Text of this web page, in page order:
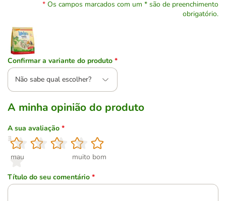
Os campos marcados com um * são de preenchimento
obrigatório.
Confirmar a variante do produto *
Não sabe qual escolher?
A minha opinião do produto
A sua avaliação *
1
mau
2
3
4
5
muito bom
Título do seu comentário *